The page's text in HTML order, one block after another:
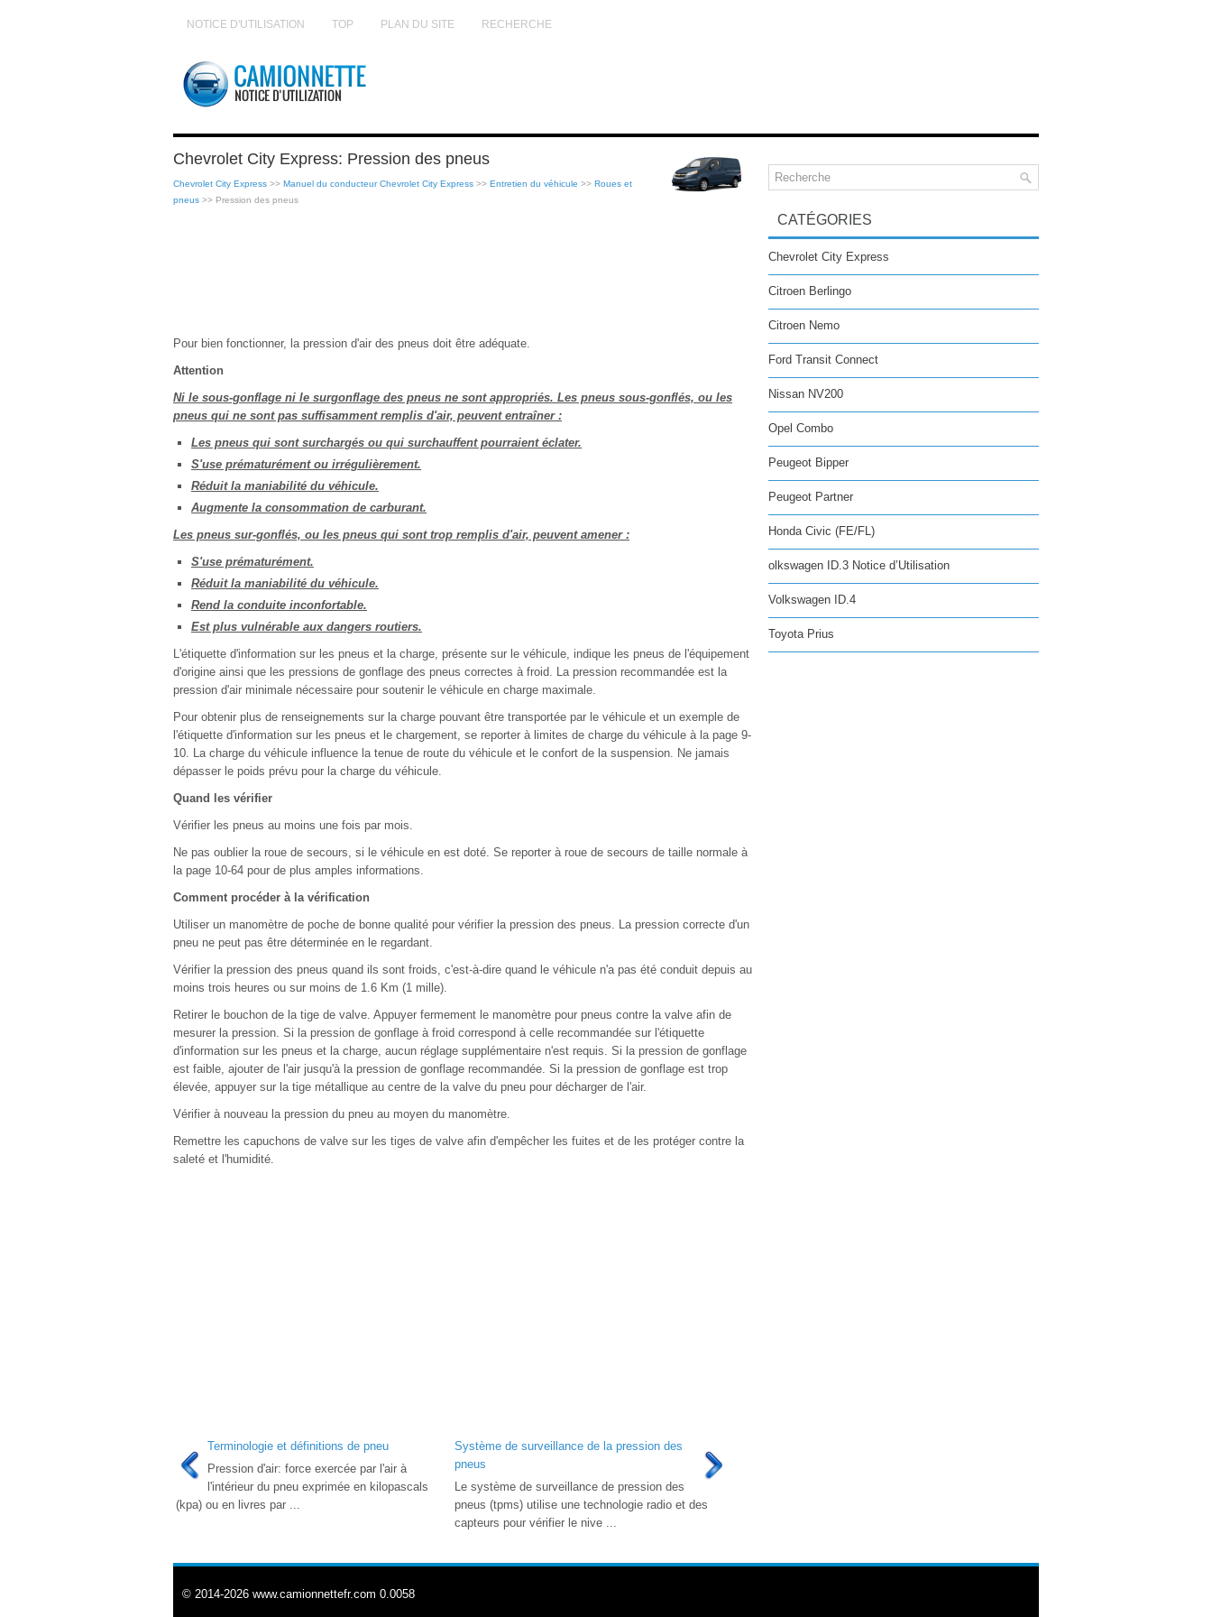
NOTICE D'UTILISATION TOP PLAN DU SITE RECHERCHE
Chevrolet City Express: Pression des pneus
Chevrolet City Express >> Manuel du conducteur Chevrolet City Express >> Entretien du véhicule >> Roues et
pneus >> Pression des pneus
Pour bien fonctionner, la pression d'air des pneus doit être adéquate.
Attention
Ni le sous-gonflage ni le surgonflage des pneus ne sont appropriés. Les pneus sous-gonflés, ou les
pneus qui ne sont pas suffisamment remplis d'air, peuvent entraîner :
Les pneus qui sont surchargés ou qui surchauffent pourraient éclater.
S'use prématurément ou irrégulièrement.
Réduit la maniabilité du véhicule.
Augmente la consommation de carburant.
Les pneus sur-gonflés, ou les pneus qui sont trop remplis d'air, peuvent amener :
S'use prématurément.
Réduit la maniabilité du véhicule.
Rend la conduite inconfortable.
Est plus vulnérable aux dangers routiers.
L'étiquette d'information sur les pneus et la charge, présente sur le véhicule, indique les pneus de l'équipement
d'origine ainsi que les pressions de gonflage des pneus correctes à froid. La pression recommandée est la
pression d'air minimale nécessaire pour soutenir le véhicule en charge maximale.
Pour obtenir plus de renseignements sur la charge pouvant être transportée par le véhicule et un exemple de
l'étiquette d'information sur les pneus et le chargement, se reporter à limites de charge du véhicule à la page 9-
10. La charge du véhicule influence la tenue de route du véhicule et le confort de la suspension. Ne jamais
dépasser le poids prévu pour la charge du véhicule.
Quand les vérifier
Vérifier les pneus au moins une fois par mois.
Ne pas oublier la roue de secours, si le véhicule en est doté. Se reporter à roue de secours de taille normale à
la page 10-64 pour de plus amples informations.
Comment procéder à la vérification
Utiliser un manomètre de poche de bonne qualité pour vérifier la pression des pneus. La pression correcte d'un
pneu ne peut pas être déterminée en le regardant.
Vérifier la pression des pneus quand ils sont froids, c'est-à-dire quand le véhicule n'a pas été conduit depuis au
moins trois heures ou sur moins de 1.6 Km (1 mille).
Retirer le bouchon de la tige de valve. Appuyer fermement le manomètre pour pneus contre la valve afin de
mesurer la pression. Si la pression de gonflage à froid correspond à celle recommandée sur l'étiquette
d'information sur les pneus et la charge, aucun réglage supplémentaire n'est requis. Si la pression de gonflage
est faible, ajouter de l'air jusqu'à la pression de gonflage recommandée. Si la pression de gonflage est trop
élevée, appuyer sur la tige métallique au centre de la valve du pneu pour décharger de l'air.
Vérifier à nouveau la pression du pneu au moyen du manomètre.
Remettre les capuchons de valve sur les tiges de valve afin d'empêcher les fuites et de les protéger contre la
saleté et l'humidité.
Terminologie et définitions de pneu
Pression d'air: force exercée par l'air à
l'intérieur du pneu exprimée en kilopascals
(kpa) ou en livres par ...
Système de surveillance de la pression des
pneus
Le système de surveillance de pression des
pneus (tpms) utilise une technologie radio et des
capteurs pour vérifier le nive ...
CATÉGORIES
Chevrolet City Express
Citroen Berlingo
Citroen Nemo
Ford Transit Connect
Nissan NV200
Opel Combo
Peugeot Bipper
Peugeot Partner
Honda Civic (FE/FL)
olkswagen ID.3 Notice d’Utilisation
Volkswagen ID.4
Toyota Prius
© 2014-2026 www.camionnettefr.com 0.0058